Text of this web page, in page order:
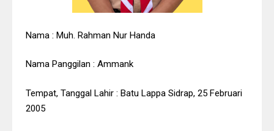
Nama : Muh. Rahman Nur Handa
Nama Panggilan : Ammank
Tempat, Tanggal Lahir : Batu Lappa Sidrap, 25 Februari
2005